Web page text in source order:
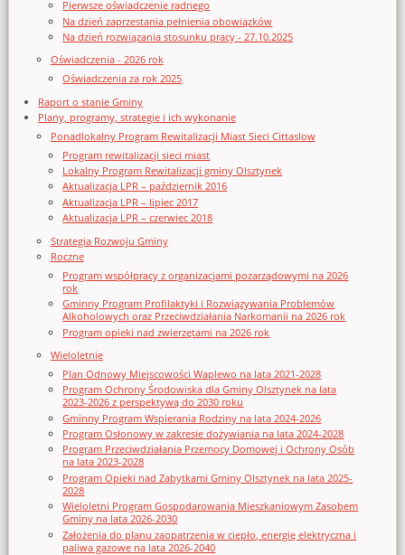
Pierwsze oświadczenie radnego
Na dzień zaprzestania pełnienia obowiązków
Na dzień rozwiązania stosunku pracy - 27.10.2025
Oświadczenia - 2026 rok
Oświadczenia za rok 2025
Raport o stanie Gminy
Plany, programy, strategie i ich wykonanie
Ponadlokalny Program Rewitalizacji Miast Sieci Cittaslow
Program rewitalizacji sieci miast
Lokalny Program Rewitalizacji gminy Olsztynek
Aktualizacja LPR – październik 2016
Aktualizacja LPR – lipiec 2017
Aktualizacja LPR – czerwiec 2018
Strategia Rozwoju Gminy
Roczne
Program współpracy z organizacjami pozarządowymi na 2026
rok
Gminny Program Profilaktyki i Rozwiązywania Problemów
Alkoholowych oraz Przeciwdziałania Narkomanii na 2026 rok
Program opieki nad zwierzętami na 2026 rok
Wieloletnie
Plan Odnowy Miejscowości Waplewo na lata 2021-2028
Program Ochrony Środowiska dla Gminy Olsztynek na lata
2023-2026 z perspektywą do 2030 roku
Gminny Program Wspierania Rodziny na lata 2024-2026
Program Osłonowy w zakresie dożywiania na lata 2024-2028
Program Przeciwdziałania Przemocy Domowej i Ochrony Osób
na lata 2023-2028
Program Opieki nad Zabytkami Gminy Olsztynek na lata 2025-
2028
Wieloletni Program Gospodarowania Mieszkaniowym Zasobem
Gminy na lata 2026-2030
Założenia do planu zaopatrzenia w ciepło, energię elektryczna i
paliwa gazowe na lata 2026-2040